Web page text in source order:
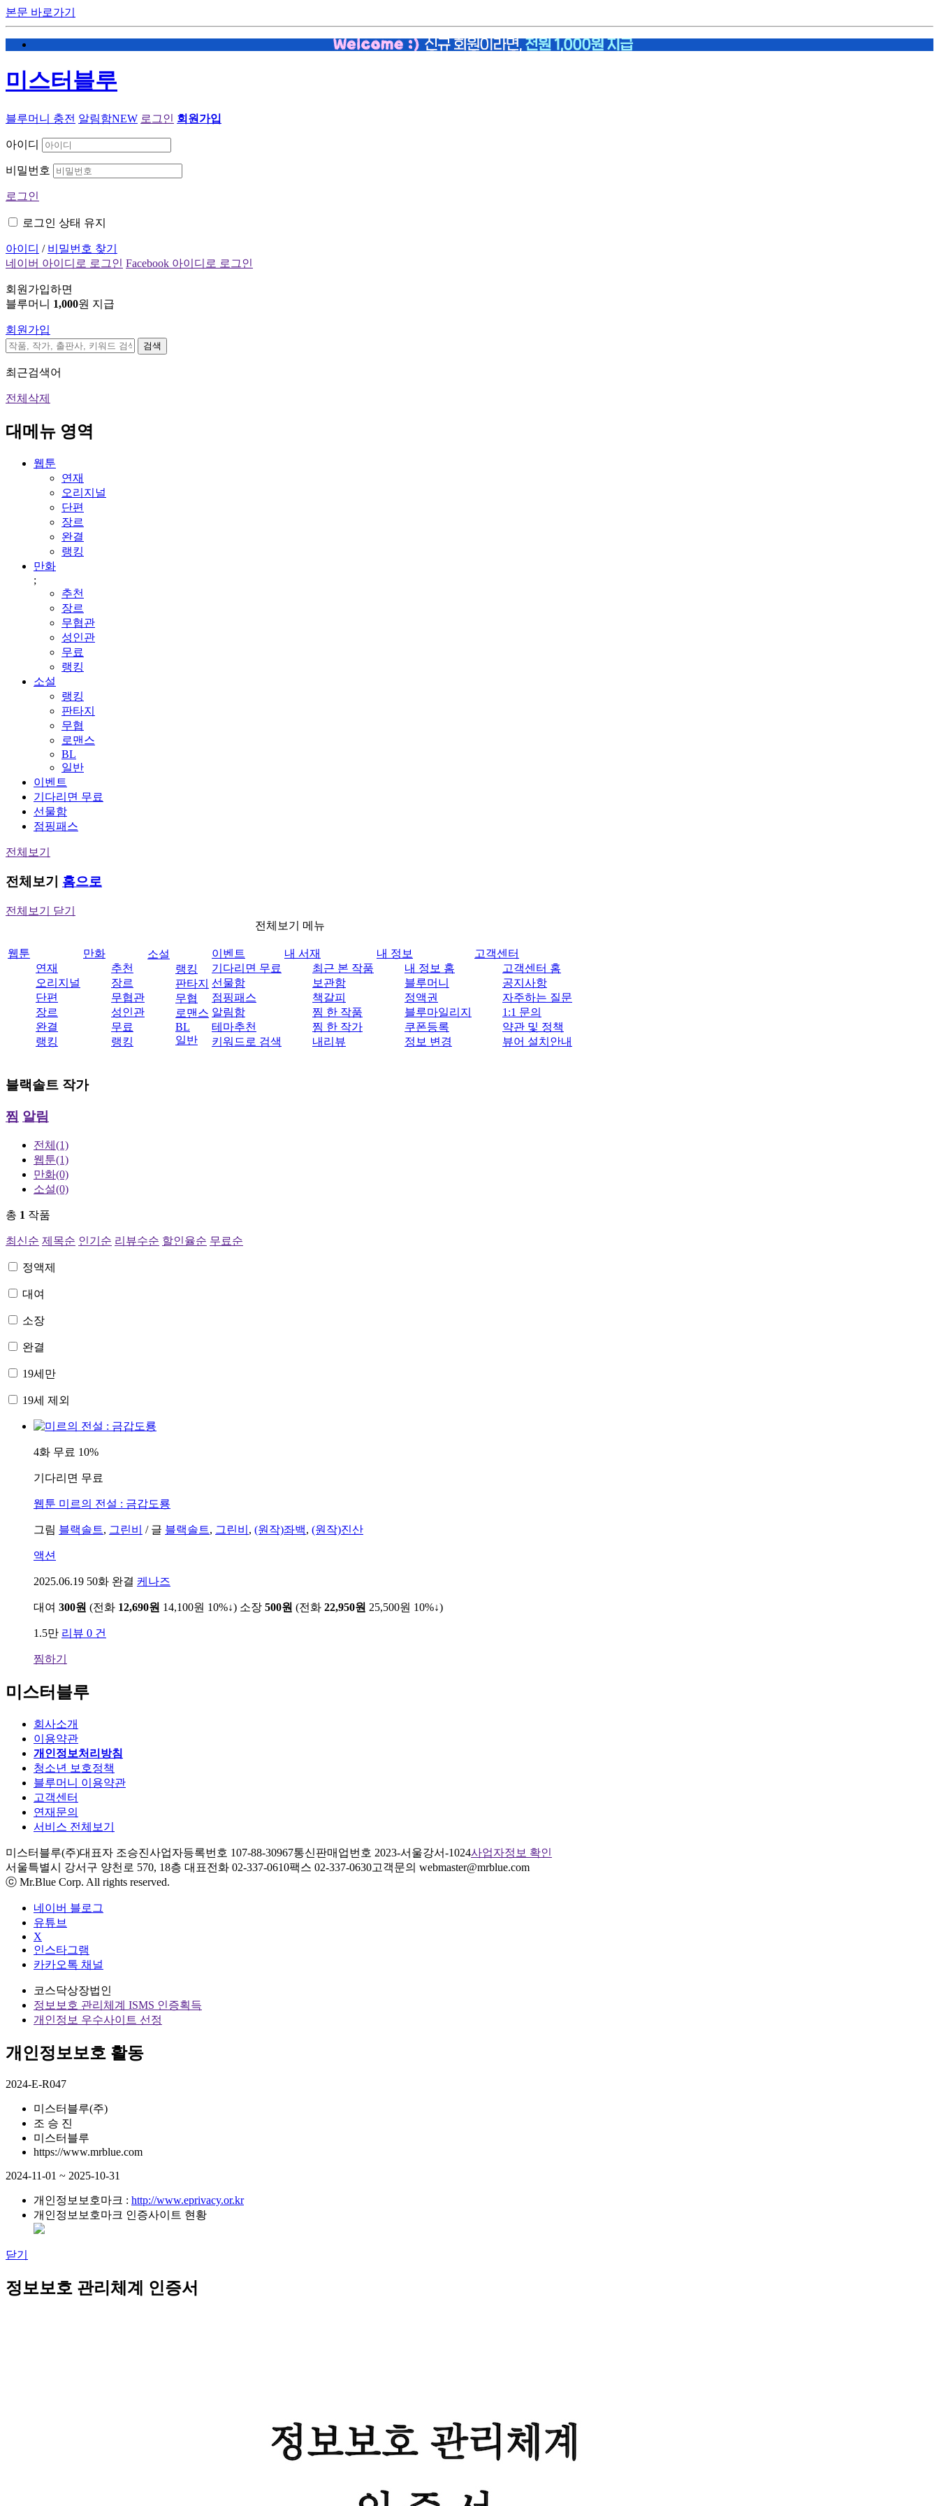
본문 바로가기
미스터블루
블루머니 충전 알림함NEW 로그인 회원가입
아이디
비밀번호
로그인
로그인 상태 유지
아이디 / 비밀번호 찾기
네이버 아이디로 로그인 Facebook 아이디로 로그인
회원가입하면
블루머니 1,000원 지급
회원가입
검색
최근검색어
전체삭제
대메뉴 영역
웹툰
연재
오리지널
단편
장르
완결
랭킹
만화
;
추천
장르
무협관
성인관
무료
랭킹
소설
랭킹
판타지
무협
로맨스
BL
일반
이벤트
기다리면 무료
선물함
점핑패스
전체보기
전체보기 홈으로
전체보기 닫기
전체보기 메뉴
웹툰
연재
오리지널
단편
장르
완결
랭킹
만화
추천
장르
무협관
성인관
무료
랭킹
소설
랭킹
판타지
무협
로맨스
BL
일반
이벤트
기다리면 무료
선물함
점핑패스
알림함
테마추천
키워드로 검색
내 서재
최근 본 작품
보관함
책갈피
찜 한 작품
찜 한 작가
내리뷰
내 정보
내 정보 홈
블루머니
정액권
블루마일리지
쿠폰등록
정보 변경
고객센터
고객센터 홈
공지사항
자주하는 질문
1:1 문의
약관 및 정책
뷰어 설치안내
블랙솔트 작가
찜 알림
전체 (1)
웹툰(1)
만화(0)
소설(0)
총 1 작품
최신순 제목순 인기순 리뷰수순 할인율순 무료순
정액제
대여
소장
완결
19세만
19세 제외
4화 무료 10%
기다리면 무료
웹툰 미르의 전설 : 금갑도룡
그림 블랙솔트, 그린비 / 글 블랙솔트, 그린비 , (원작)좌백, (원작)진산
액션
2025.06.19 50화 완결 케나즈
대여 300원 (전화 12,690원 14,100원 10%↓) 소장 500원 (전화 22,950원 25,500원 10%↓)
1.5만 리뷰 0 건
찜하기
미스터블루
회사소개
이용약관
개인정보처리방침
청소년 보호정책
블루머니 이용약관
고객센터
연재문의
서비스 전체보기
미스터블루(주)대표자 조승진사업자등록번호 107-88-30967통신판매업번호 2023-서울강서-1024사업자정보 확인
서울특별시 강서구 양천로 570, 18층 대표전화 02-337-0610팩스 02-337-0630고객문의 webmaster@mrblue.com
ⓒ Mr.Blue Corp. All rights reserved.
네이버 블로그
유튜브
X
인스타그램
카카오톡 채널
코스닥상장법인
정보보호 관리체계 ISMS 인증획득
개인정보 우수사이트 선정
개인정보보호 활동
2024-E-R047
미스터블루(주)
조 승 진
미스터블루
https://www.mrblue.com
2024-11-01 ~ 2025-10-31
개인정보보호마크 : http://www.eprivacy.or.kr
개인정보보호마크 인증사이트 현황
닫기
정보보호 관리체계 인증서